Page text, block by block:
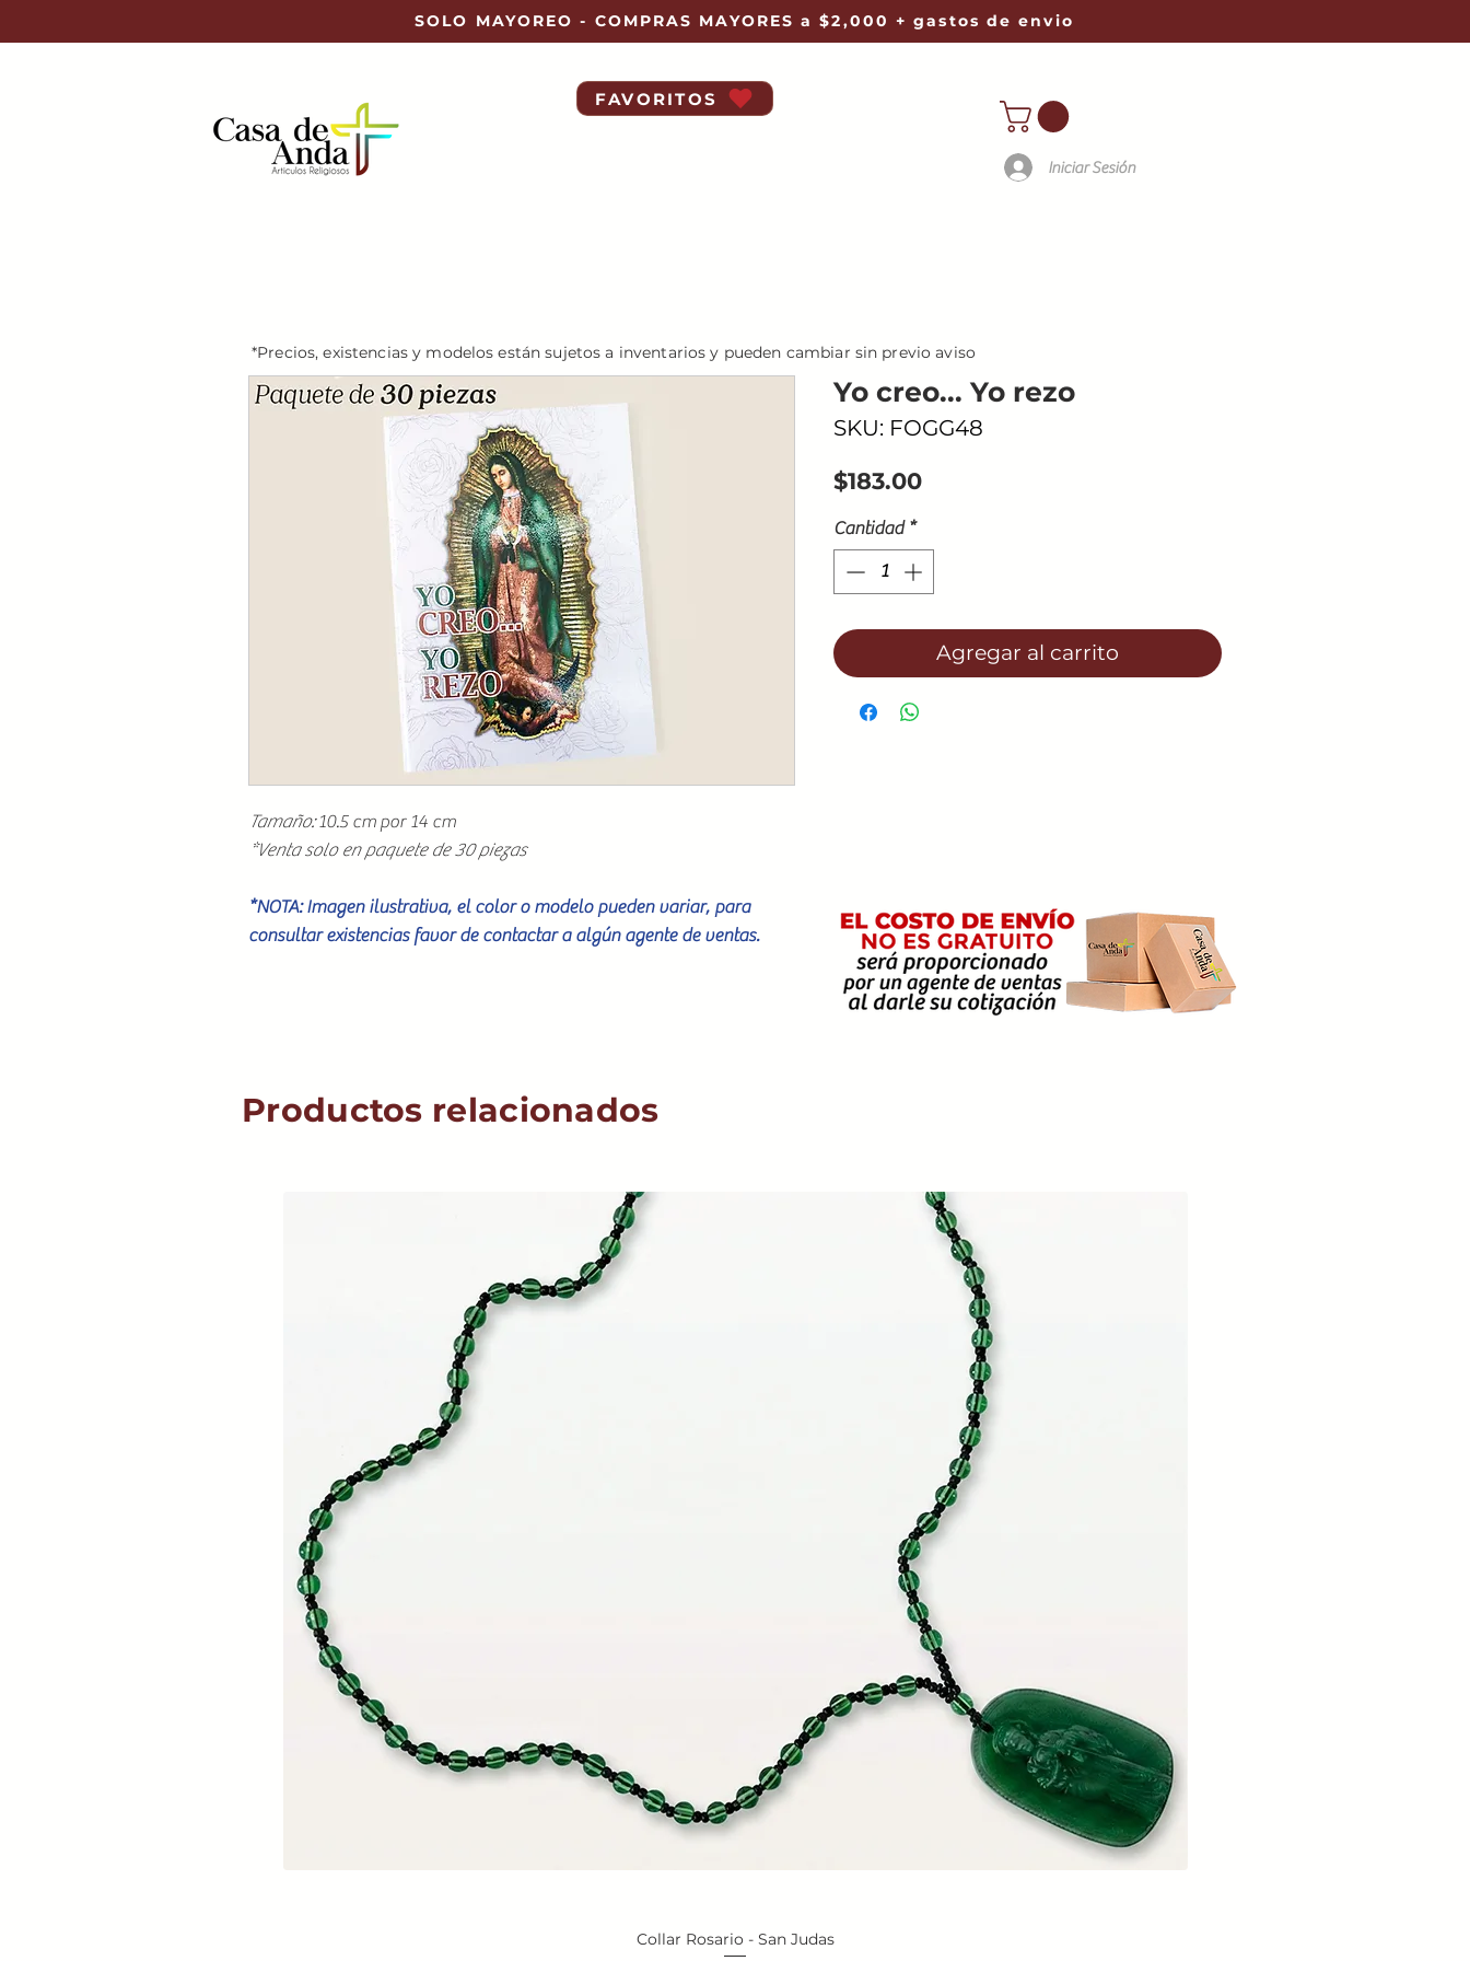
SOLO MAYOREO - COMPRAS MAYORES a $2,000 + gastos de envio
FAVORITOS
Iniciar Sesión
Tamaño:10.5 cm por 14 cm
*Venta solo en paquete de 30 piezas
*NOTA: Imagen ilustrativa, el color o modelo pueden variar, para
consultar existencias favor de contactar a algún agente de ventas.
Yo creo... Yo rezo
SKU: FOGG48
$183.00Precio
Cantidad *
Agregar al carrito
*Precios, existencias y modelos están sujetos a inventarios y pueden cambiar sin previo aviso
Productos relacionados
Vista rápida
Collar Rosario - San Judas